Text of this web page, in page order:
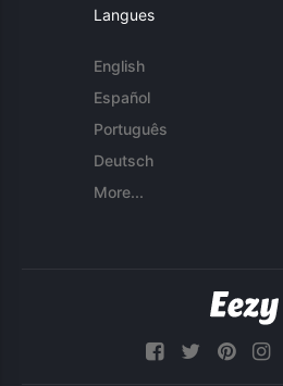
Langues
English
Español
Português
Deutsch
More...